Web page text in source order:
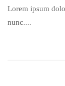
Lorem ipsum
nunc....